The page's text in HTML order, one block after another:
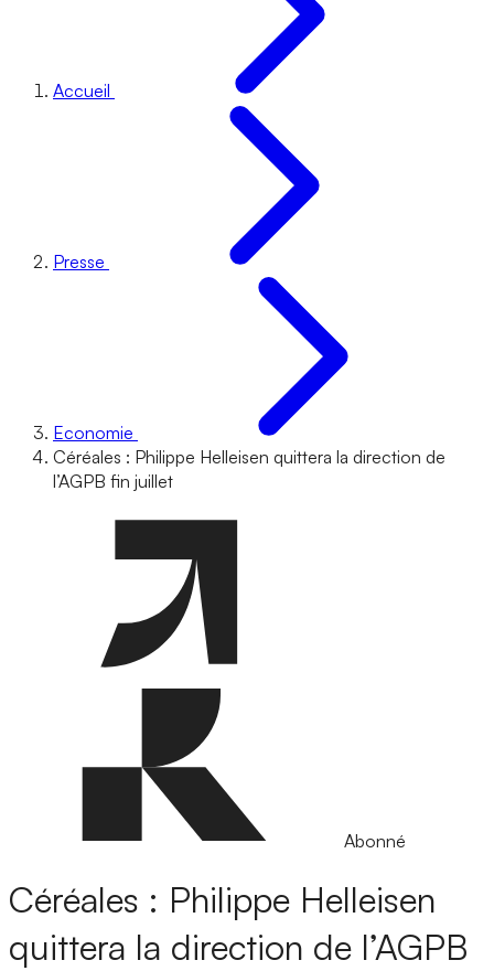
Accueil
Presse
Economie
Céréales : Philippe Helleisen quittera la direction de
l’AGPB fin juillet
Abonné
Céréales : Philippe Helleisen
quittera la direction de l’AGPB